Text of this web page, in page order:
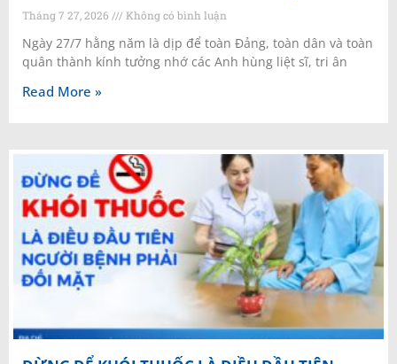
Tháng 7 27, 2026 Không có bình luận
Ngày 27/7 hằng năm là dịp để toàn Đảng, toàn dân và toàn
quân thành kính tưởng nhớ các Anh hùng liệt sĩ, tri ân
Read More »